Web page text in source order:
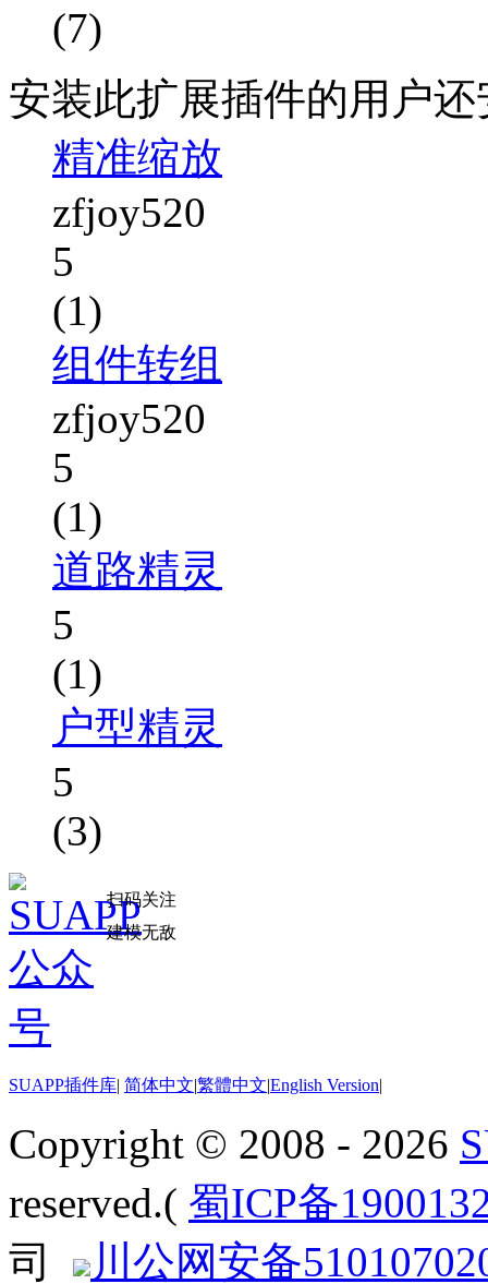
(7)
安装此扩展插件的用户
精准缩放
zfjoy520
5
(1)
组件转组
zfjoy520
5
(1)
道路精灵
5
(1)
户型精灵
5
(3)
扫码关注
建模无敌
SUAPP插件库| 简体中文|繁體中文|English Version|
Copyright © 2008 - 2026
reserved.( 蜀ICP备
司
川公网安备